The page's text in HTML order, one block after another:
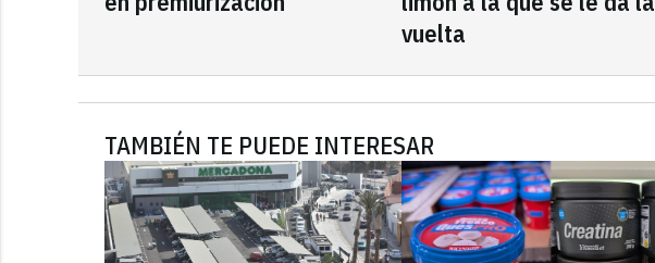
vuelta
TAMBIÉN TE PUEDE INTERESAR